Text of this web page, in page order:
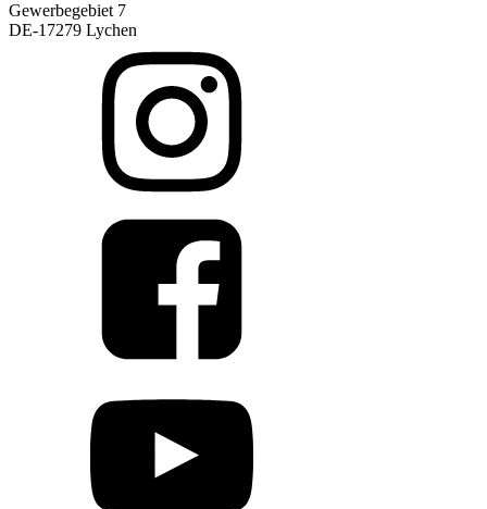
Gewerbegebiet 7
DE-17279 Lychen